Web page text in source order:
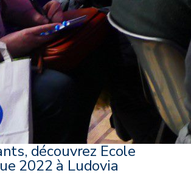
découvrez Ecole
2022 à Ludovia